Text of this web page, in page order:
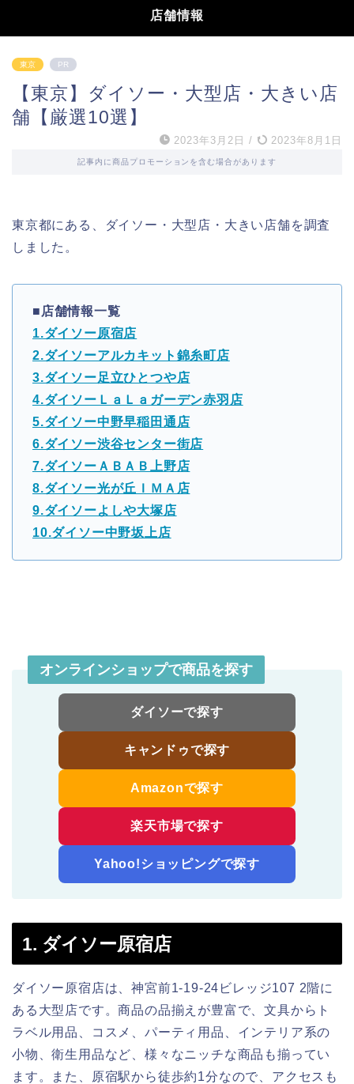
店舗情報
東京 PR
【東京】ダイソー・大型店・大きい店
舗【厳選10選】
2023年3月2日 / 2023年8月1日
記事内に商品プロモーションを含む場合があります
東京都にある、ダイソー・大型店・大きい店舗を調査
しました。
■店舗情報一覧
1.ダイソー原宿店
2.ダイソーアルカキット錦糸町店
3.ダイソー足立ひとつや店
4.ダイソーＬａＬａガーデン赤羽店
5.ダイソー中野早稲田通店
6.ダイソー渋谷センター街店
7.ダイソーＡＢＡＢ上野店
8.ダイソー光が丘ＩＭＡ店
9.ダイソーよしや大塚店
10.ダイソー中野坂上店
オンラインショップで商品を探す
ダイソーで探す
キャンドゥで探す
Amazonで探す
楽天市場で探す
Yahoo!ショッピングで探す
1. ダイソー原宿店
ダイソー原宿店は、神宮前1-19-24ビレッジ107 2階に
ある大型店です。商品の品揃えが豊富で、文具からト
ラベル用品、コスメ、パーティ用品、インテリア系の
小物、衛生用品など、様々なニッチな商品も揃ってい
ます。また、原宿駅から徒歩約1分なので、アクセスも